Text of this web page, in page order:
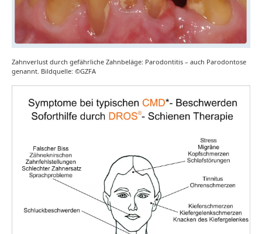
Zahnverlust durch gefährliche Zahnbeläge: Parodontitis – auch Parodontose
genannt. Bildquelle: ©GZFA